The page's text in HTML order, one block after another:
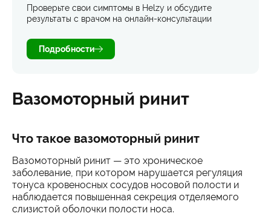
Проверьте свои симптомы в Helzy и обсудите
результаты с врачом на онлайн-консультации
Подробности
Вазомоторный ринит
Что такое вазомоторный ринит
Вазомоторный ринит — это хроническое
заболевание, при котором нарушается регуляция
тонуса кровеносных сосудов носовой полости и
наблюдается повышенная секреция отделяемого
слизистой оболочки полости носа.